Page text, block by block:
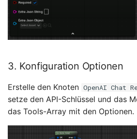
3. Konfiguration Optionen
Erstelle den Knoten OpenAI Chat
setze den API-Schlüssel und das
das Tools-Array mit den Optionen.